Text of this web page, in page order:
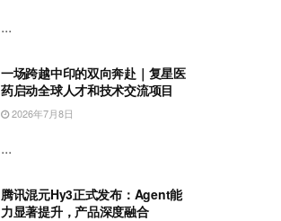
...
一场跨越中印的双向奔赴｜复星医
药启动全球人才和技术交流项目
2026年7月8日
...
腾讯混元Hy3正式发布：Agent能
力显著提升，产品深度融合